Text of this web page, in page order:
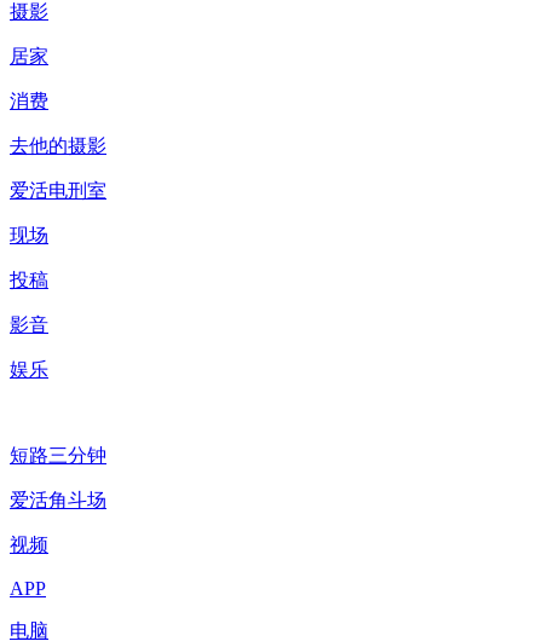
摄影
居家
消费
去他的摄影
爱活电刑室
现场
投稿
影音
娱乐
短路三分钟
爱活角斗场
视频
APP
电脑